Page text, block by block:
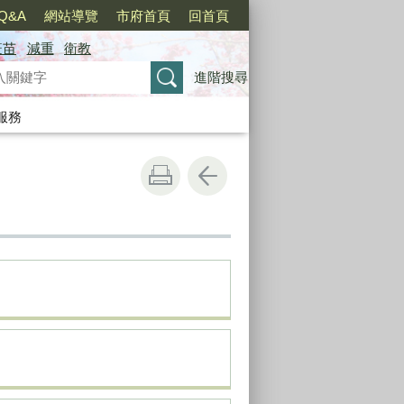
網站導覽 市府首頁 回首頁
苗 減重
衛教
進階搜尋
務